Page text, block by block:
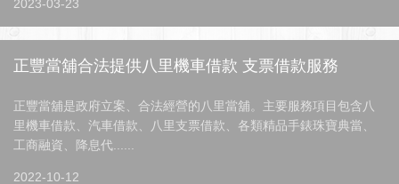
2023-03-23
正豐當舖合法提供八里機車借款 支票借款服務
正豐當舖是政府立案、合法經營的八里當舖。主要服務項目包含八
里機車借款、汽車借款、八里支票借款、各類精品手錶珠寶典當、
工商融資、降息代......
2022-10-12